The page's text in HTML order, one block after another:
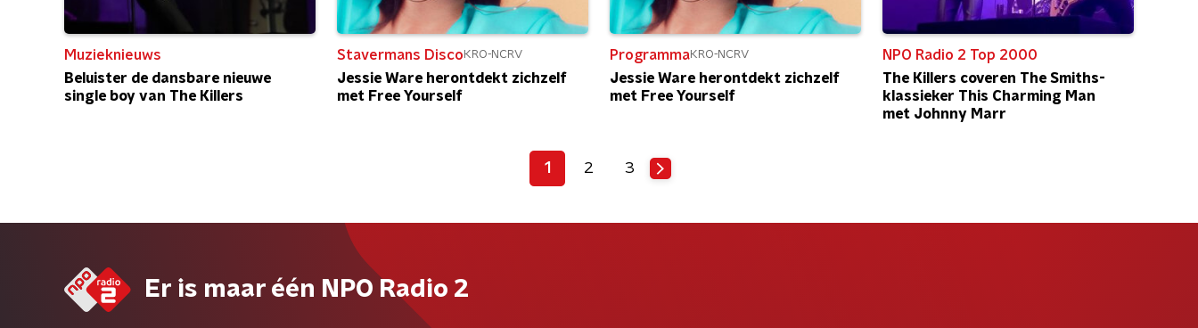
Muzieknieuws
Beluister de dansbare nieuwe
single boy van The Killers
Stavermans Disco KRO-NCRV
Jessie Ware herontdekt zichzelf
met Free Yourself
ProgrammaKRO-NCRV
Jessie Ware herontdekt zichzelf
met Free Yourself
NPO Radio 2 Top 2000
The Killers coveren The Smiths-
klassieker This Charming Man
met Johnny Marr
1 2 3
Er is maar één NPO Radio 2